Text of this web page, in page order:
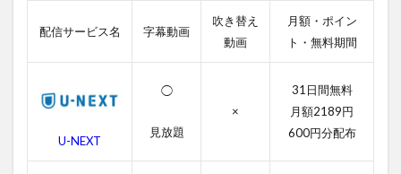
画
信
ー
ビ
覧
配信サービス名 字幕動画
吹き替え
動画
月額・ポイン
ト・無料期間
U-NEXT
◯
見放題
×
31日間無料
月額2189円
600円分配布